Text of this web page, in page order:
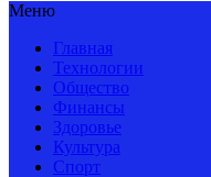
Меню
Главная
Технологии
Общество
Финансы
Здоровье
Культура
Спорт